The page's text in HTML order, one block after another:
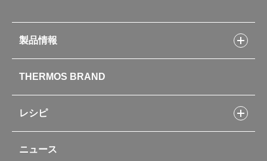
製品情報
水筒
お弁当
キッチン用品
ポット・アイスペール
THERMOS BRAND
レシピ
フライパンレシピ
ニュース